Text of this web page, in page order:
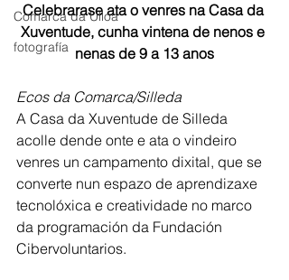
Comarca da Ulloa
fotografía
Celebrarase ata o venres na Casa da
Xuventude, cunha vintena de nenos e
nenas de 9 a 13 anos
Ecos da Comarca/Silleda
A Casa da Xuventude de Silleda
acolle dende onte e ata o vindeiro
venres un campamento dixital, que se
converte nun espazo de aprendizaxe
tecnolóxica e creatividade no marco
da programación da Fundación
Cibervoluntarios.